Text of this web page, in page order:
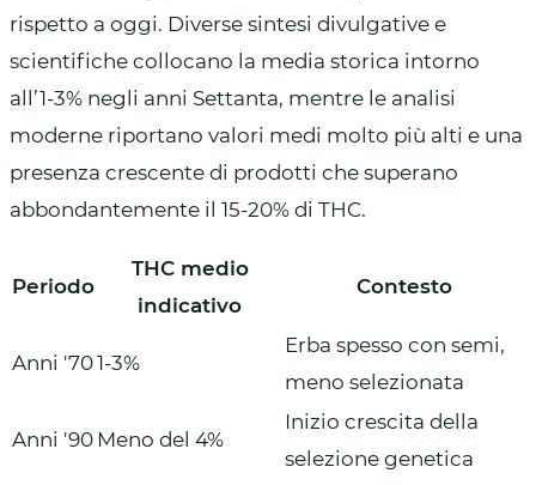
rispetto a oggi. Diverse sintesi divulgative e
scientifiche collocano la media storica intorno
all’1-3% negli anni Settanta, mentre le analisi
moderne riportano valori medi molto più alti e una
presenza crescente di prodotti che superano
abbondantemente il 15-20% di THC.
Periodo
THC medio
indicativo
Contesto
Anni '701-3%
Erba spesso con semi,
meno selezionata
Anni '90 Meno del 4%
Inizio crescita della
selezione genetica